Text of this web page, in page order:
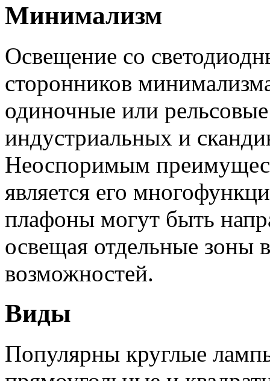
Минимализм
Освещение со
сторонников
одиночные или
индустриальных и
Неоспоримым
является его
плафоны могут быть
освещая отдельные зоны
возможностей.
Виды
Популярны круглые